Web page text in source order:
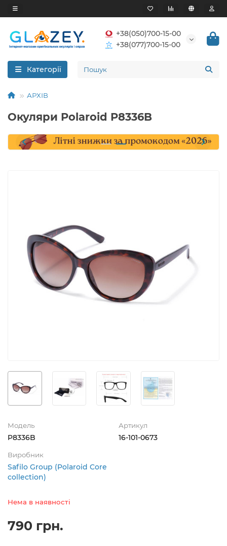
+38(050)700-15-00
+38(077)700-15-00
Категорії
АРХІВ
Окуляри Polaroid P8336B
Модель
P8336B
Артикул
16-101-0673
Виробник
Safilo Group (Polaroid Core
collection)
Нема в наявності
790 грн.